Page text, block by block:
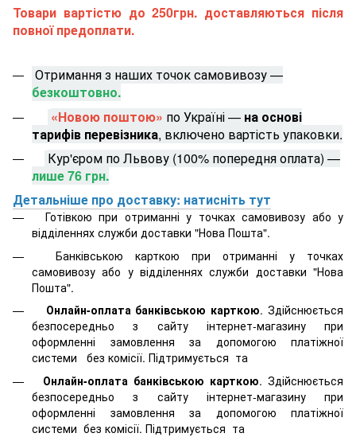
Товари вартістю до 250грн. доставляються після
повної предоплати.
Отримання з наших точок самовивозу —
безкоштовно.
«Новою поштою» по Україні — на основі
тарифів перевізника, включено вартість упаковки.
Кур'єром по Львову (100% попередня оплата) —
лише 76 грн.
Детальніше про доставку: натисніть тут
Готівкою при отриманні у точках самовивозу або у
відділеннях служби доставки "Нова Пошта".
Банківською карткою при отриманні у точках
самовивозу або у відділеннях служби доставки "Нова
Пошта".
Онлайн-оплата банківською карткою. Здійснюється
безпосередньо з сайту інтернет-магазину при
оформленні замовлення за допомогою платіжної
системи
без комісії. Підтримується та
Онлайн-оплата банківською карткою. Здійснюється
безпосередньо з сайту інтернет-магазину при
оформленні замовлення за допомогою платіжної
системи без комісії. Підтримується та